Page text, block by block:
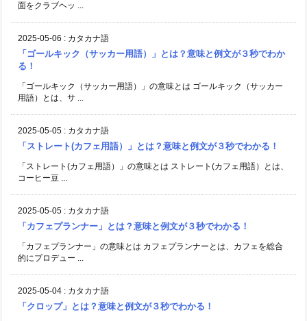
面をクラブヘッ ...
2025-05-06 : カタカナ語
「ゴールキック（サッカー用語）」とは？意味と例文が３秒でわか
る！
「ゴールキック（サッカー用語）」の意味とは ゴールキック（サッカー
用語）とは、サ ...
2025-05-05 : カタカナ語
「ストレート(カフェ用語）」とは？意味と例文が３秒でわかる！
「ストレート(カフェ用語）」の意味とは ストレート(カフェ用語）とは、
コーヒー豆 ...
2025-05-05 : カタカナ語
「カフェプランナー」とは？意味と例文が３秒でわかる！
「カフェプランナー」の意味とは カフェプランナーとは、カフェを総合
的にプロデュー ...
2025-05-04 : カタカナ語
「クロップ」とは？意味と例文が３秒でわかる！